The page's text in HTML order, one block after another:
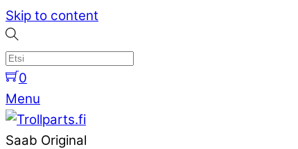
Skip to content
0
Menu
Saab Original